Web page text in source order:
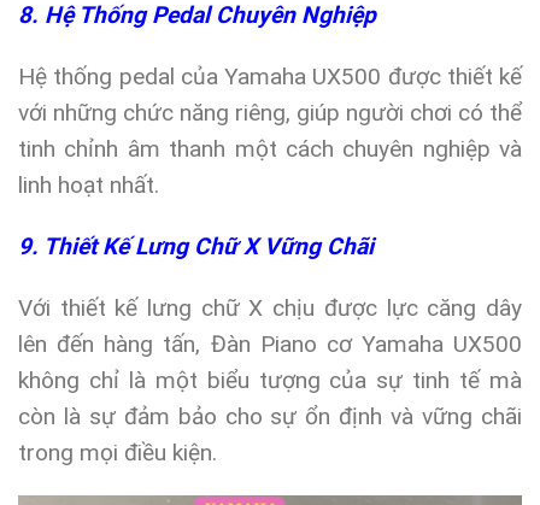
8. Hệ Thống Pedal Chuyên Nghiệp
Hệ thống pedal của Yamaha UX500 được thiết kế
với những chức năng riêng, giúp người chơi có thể
tinh chỉnh âm thanh một cách chuyên nghiệp và
linh hoạt nhất.
9. Thiết Kế Lưng Chữ X Vững Chãi
Với thiết kế lưng chữ X chịu được lực căng dây
lên đến hàng tấn, Đàn Piano cơ Yamaha UX500
không chỉ là một biểu tượng của sự tinh tế mà
còn là sự đảm bảo cho sự ổn định và vững chãi
trong mọi điều kiện.